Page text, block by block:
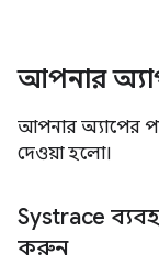
আপনার
আপনার অ্যাপের
দেওয়া হলো।
Systrace
করুন